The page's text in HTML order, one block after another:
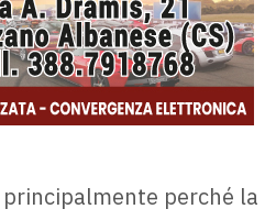
perché la